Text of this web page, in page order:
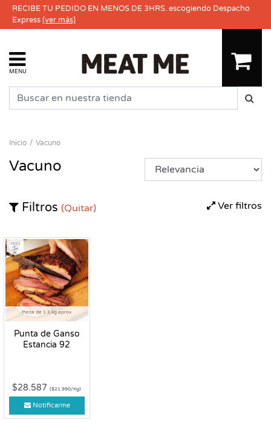
RECIBE TU PEDIDO EN MENOS DE 3HRS. escogiendo Despacho
Express(ver más)
MENU
Inicio Vacuno
Vacuno
Ver filtros
Filtros (Quitar)
Pieza de 1.3 kg aprox
Punta de Ganso
Estancia 92
Fresco
$28.587($21.990/Kg)
Notificarme